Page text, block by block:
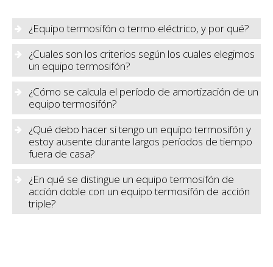
¿Equipo termosifón o termo eléctrico, y por qué?
¿Cuales son los criterios según los cuales elegimos
un equipo termosifón?
El criterio principal para elegir un equipo termosifón
es el requerimiento diario de agua caliente, que
normalmente equivale a 40 litros por persona,
excepto casos muy específicos. Un segundo criterio
es el aspecto económico. NOBEL, con un sentido de
responsabilidad a sus clientes, ofrece muchos
modelos según las capacidades económicas y las
características de cada mercado.
¿Cómo se calcula el período de amortización de un
equipo termosifón?
¿Qué debo hacer si tengo un equipo termosifón y
estoy ausente durante largos períodos de tiempo
fuera de casa?
¿En qué se distingue un equipo termosifón de
acción doble con un equipo termosifón de acción
triple?